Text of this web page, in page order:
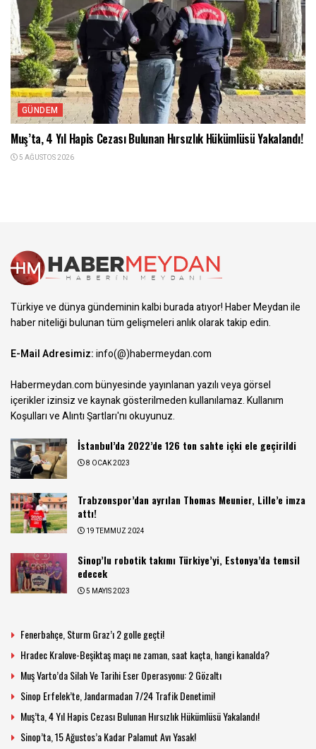
GÜNDEM
Muş’ta, 4 Yıl Hapis Cezası Bulunan Hırsızlık Hükümlüsü Yakalandı!
5 AĞUSTOS 2026
Türkiye ve dünya gündeminin kalbi burada atıyor! Haber Meydan ile
haber niteliği bulunan tüm gelişmeleri anlık olarak takip edin.
E-Mail Adresimiz:info(@)habermeydan.com
Habermeydan.com bünyesinde yayınlanan yazılı veya görsel
içerikler izinsiz ve kaynak gösterilmeden kullanılamaz.Kullanım
Koşulları ve Alıntı Şartları'nı okuyunuz.
İstanbul’da 2022’de 126 ton sahte içki ele geçirildi
8 OCAK 2023
Trabzonspor’dan ayrılan Thomas Meunier, Lille’e imza
attı!
19 TEMMUZ 2024
Sinop’lu robotik takımı Türkiye’yi, Estonya’da temsil
edecek
5 MAYIS 2023
Fenerbahçe, Sturm Graz’ı 2 golle geçti!
Hradec Kralove-Beşiktaş maçı ne zaman, saat kaçta, hangi kanalda?
Muş Varto’da Silah Ve Tarihi Eser Operasyonu: 2 Gözaltı
Sinop Erfelek’te, Jandarmadan 7/24 Trafik Denetimi!
Muş’ta, 4 Yıl Hapis Cezası Bulunan Hırsızlık Hükümlüsü Yakalandı!
Sinop’ta, 15 Ağustos’a Kadar Palamut Avı Yasak!